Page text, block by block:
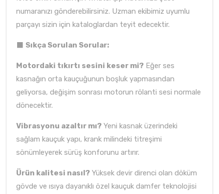
numaranızı gönderebilirsiniz. Uzman ekibimiz uyumlu
parçayı sizin için kataloglardan teyit edecektir.
⬛ Sıkça Sorulan Sorular:
Motordaki tıkırtı sesini keser mi? Eğer ses
kasnağın orta kauçuğunun boşluk yapmasından
geliyorsa, değişim sonrası motorun rölanti sesi normale
dönecektir.
Vibrasyonu azaltır mı? Yeni kasnak üzerindeki
sağlam kauçuk yapı, krank milindeki titreşimi
sönümleyerek sürüş konforunu artırır.
Ürün kalitesi nasıl? Yüksek devir direnci olan döküm
gövde ve ısıya dayanıklı özel kauçuk damfer teknolojisi